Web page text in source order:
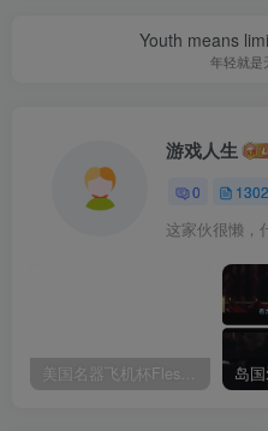
Youth means
年轻就是
游戏人生
0 1302
这家伙很懒，